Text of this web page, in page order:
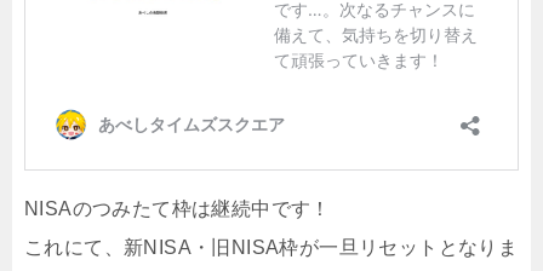
NISAのつみたて枠は継続中です！
これにて、新NISA・旧NISA枠が一旦リセットとなりま